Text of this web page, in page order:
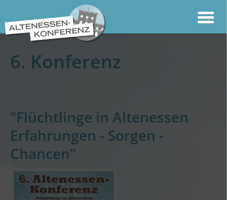
6. Konferenz
"Flüchtlinge in Altenessen
Erfahrungen - Sorgen -
Chancen"